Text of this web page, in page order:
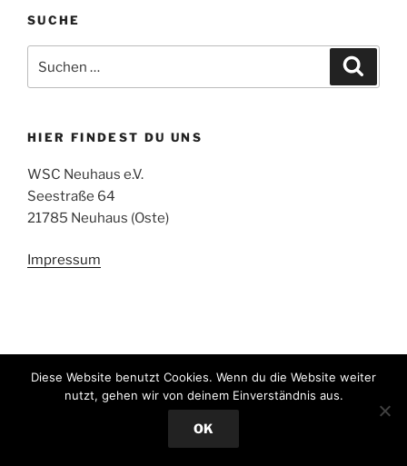
SUCHE
nach:
HIER FINDEST DU UNS
WSC Neuhaus e.V.
Seestraße 64
21785 Neuhaus (Oste)
Impressum
Facebook
Diese Website benutzt Cookies. Wenn du die Website weiter
nutzt, gehen wir von deinem Einverständnis aus.
OK